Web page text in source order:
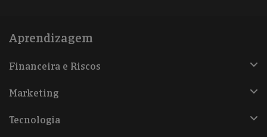
Aprendizagem
Financeira e Riscos
Marketing
Tecnologia